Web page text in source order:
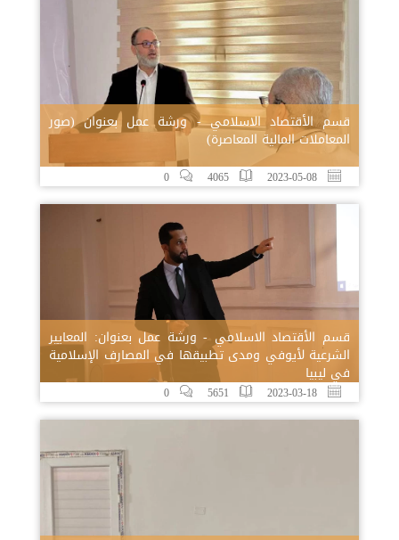
قسم الأقتصاد الاسلامي - ورشة عمل بعنوان (صور
المعاملات المالية المعاصرة)
قسم الأقتصاد الاسلامي - ورشة عمل بعنوان: المعايير
الشرعية لأيوفي ومدى تطبيقها في المصارف الإسلامية
في ليبيا